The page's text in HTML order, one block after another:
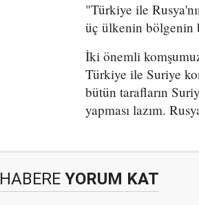
"Türkiye ile
üç ülkenin bölgenin
İki önemli
Türkiye ile Suriye
bütün tarafların
yapması lazım.
HABERE YORUM KAT